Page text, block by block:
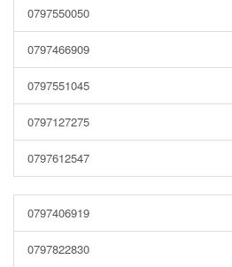
0797550050
0797466909
0797551045
0797127275
0797612547
0797406919
0797822830